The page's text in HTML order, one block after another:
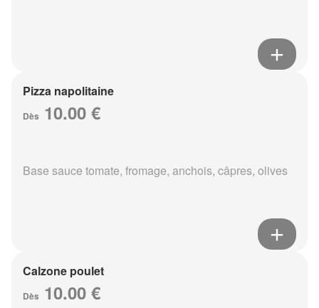
Pizza napolitaine
Dès 10.00 €
Base sauce tomate, fromage, anchois, câpres, olives
Calzone poulet
Dès 10.00 €